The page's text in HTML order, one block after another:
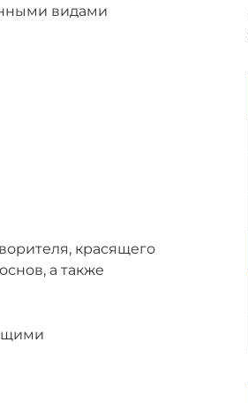
видами
красящего
а также